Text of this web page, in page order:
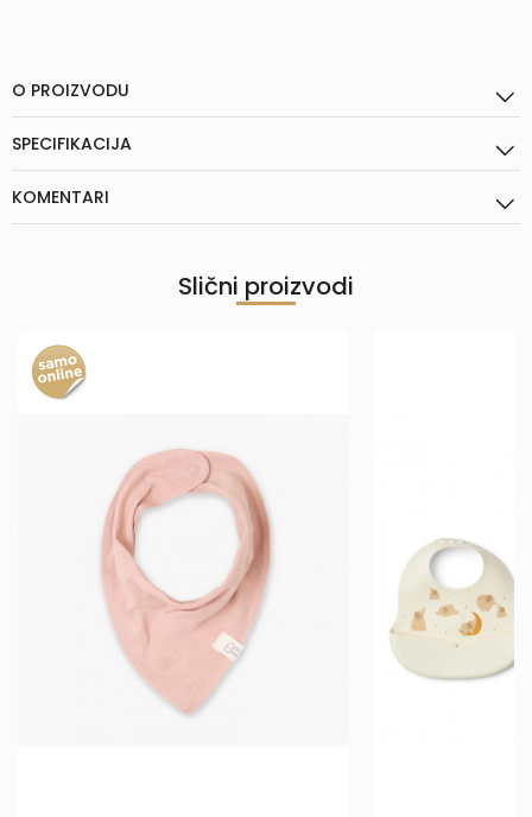
O PROIZVODU
SPECIFIKACIJA
KOMENTARI
Slični proizvodi